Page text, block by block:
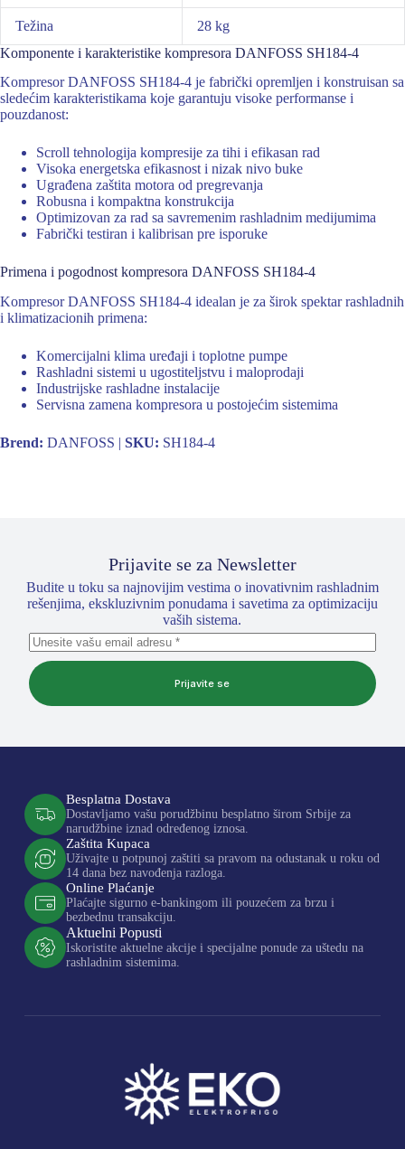
Težina
28 kg
Komponente i karakteristike kompresora DANFOSS SH184-4
Kompresor DANFOSS SH184-4 je fabrički opremljen i konstruisan sa
sledećim karakteristikama koje garantuju visoke performanse i
pouzdanost:
Scroll tehnologija kompresije za tihi i efikasan rad
Visoka energetska efikasnost i nizak nivo buke
Ugrađena zaštita motora od pregrevanja
Robusna i kompaktna konstrukcija
Optimizovan za rad sa savremenim rashladnim medijumima
Fabrički testiran i kalibrisan pre isporuke
Primena i pogodnost kompresora DANFOSS SH184-4
Kompresor DANFOSS SH184-4 idealan je za širok spektar rashladnih
i klimatizacionih primena:
Komercijalni klima uređaji i toplotne pumpe
Rashladni sistemi u ugostiteljstvu i maloprodaji
Industrijske rashladne instalacije
Servisna zamena kompresora u postojećim sistemima
Brend: DANFOSS | SKU: SH184-4
Prijavite se za Newsletter
Budite u toku sa najnovijim vestima o inovativnim rashladnim
rešenjima, ekskluzivnim ponudama i savetima za optimizaciju
vaših sistema.
Prijavite se
Besplatna Dostava
Dostavljamo vašu porudžbinu besplatno širom Srbije za
narudžbine iznad određenog iznosa.
Zaštita Kupaca
Uživajte u potpunoj zaštiti sa pravom na odustanak u roku od
14 dana bez navođenja razloga.
Online Plaćanje
Plaćajte sigurno e-bankingom ili pouzećem za brzu i
bezbednu transakciju.
Aktuelni Popusti
Iskoristite aktuelne akcije i specijalne ponude za uštedu na
rashladnim sistemima.